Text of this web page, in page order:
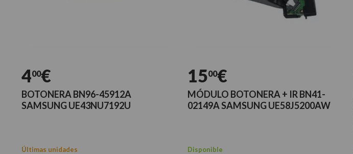
400€
BOTONERA BN96-45912A
SAMSUNG UE43NU7192U
Últimas unidades
1500€
MÓDULO BOTONERA + IR BN41-
02149A SAMSUNG UE58J5200AW
Disponible